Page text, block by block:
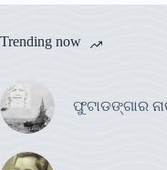
Trending now
ଫୁଟାଡଙ୍ଗାର